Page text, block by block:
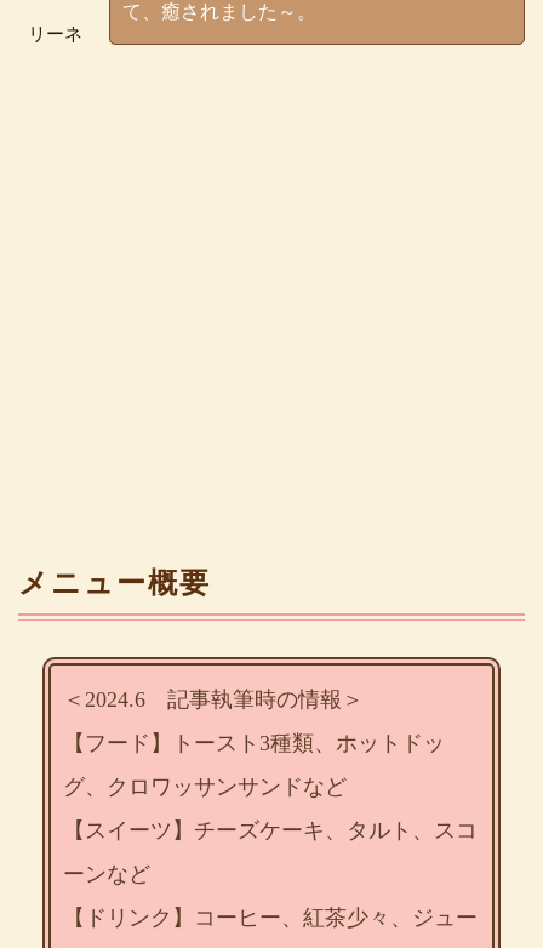
リーネ
て、癒されました～。
メニュー概要
＜2024.6 記事執筆時の情報＞
【フード】トースト3種類、ホットドッ
グ、クロワッサンサンドなど
【スイーツ】チーズケーキ、タルト、スコ
ーンなど
【ドリンク】コーヒー、紅茶少々、ジュー